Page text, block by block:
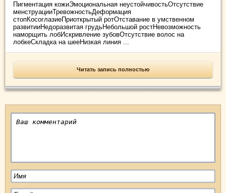
Пигментация кожиЭмоциональная неустойчивостьОтсутствие
менструацииТревожностьДеформация
стопКосоглазиеПриоткрытый ротОтставание в умственном
развитииНедоразвитая грудьНебольшой ростНевозможность
наморщить лобИскривление зубовОтсутствие волос на
лобкеСкладка на шееНизкая линия ...
Читать запись полностью